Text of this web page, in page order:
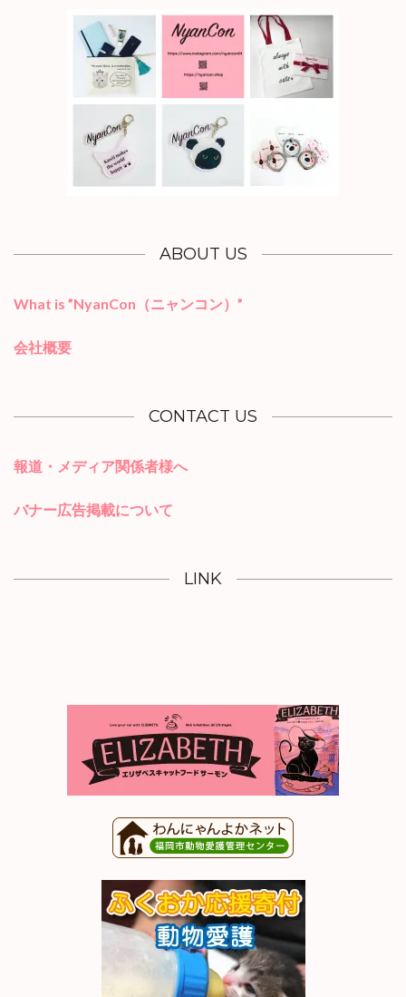
ABOUT US
What is ”NyanCon（ニャンコン）”
会社概要
CONTACT US
報道・メディア関係者様へ
バナー広告掲載について
LINK